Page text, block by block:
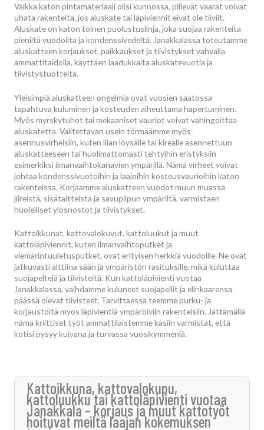
Vaikka katon pintamateriaali olisi kunnossa, piilevät vaarat voivat
uhata rakenteita, jos aluskate tai läpiviennit eivät ole tiiviit.
Aluskate on katon toinen puolustuslinja, joka suojaa rakenteita
pieniltä vuodoilta ja kondenssivedeltä. Janakkalassa toteutamme
aluskatteen korjaukset, paikkaukset ja tiivistykset vahvalla
ammattitaidolla, käyttäen laadukkaita aluskatevuotia ja
tiivistystuotteita.
Yleisimpiä aluskatteen ongelmia ovat vuosien saatossa
tapahtuva kuluminen ja kosteuden aiheuttama hapertuminen.
Myös myrskytuhot tai mekaaniset vauriot voivat vahingoittaa
aluskatetta. Valitettavan usein törmäämme myös
asennusvirheisiin, kuten liian löysälle tai kireälle asennettuun
aluskatteeseen tai huolimattomasti tehtyihin eristyksiin
esimerkiksi ilmanvaihtokanavien ympärillä. Nämä virheet voivat
johtaa kondenssivuotoihin ja laajoihin kosteusvaurioihin katon
rakenteissa. Korjaamme aluskatteen vuodot muun muassa
jiireistä, sisätaitteista ja savupiipun ympäriltä, varmistaen
huolelliset ylösnostot ja tiivistykset.
Kattoikkunat, kattovalokuvut, kattoluukut ja muut
kattoläpiviennit, kuten ilmanvaihtoputket ja
viemärintuuletusputket, ovat erityisen herkkiä vuodoille. Ne ovat
jatkuvasti alttiina sään ja ympäristön rasituksille, mikä kuluttaa
suojapeltejä ja tiivisteitä. Kun kattoläpivienti vuotaa
Janakkalassa, vaihdamme kuluneet suojapellit ja elinkaarensa
päässä olevat tiivisteet. Tarvittaessa teemme purku- ja
korjaustöitä myös läpivientiä ympäröiviin rakenteisiin. Jättämällä
nämä kriittiset työt ammattilaistemme käsiin varmistat, että
kotisi pysyy kuivana ja turvassa vuosikymmeniä.
Kattoikkuna, kattovalokupu,
kattoluukku tai kattoläpivienti vuotaa
Janakkala – korjaus ja muut kattotyöt
hoituvat meiltä laajan kokemuksen